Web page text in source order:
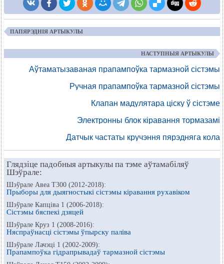
ПАПЯРЭДНІЯ АРТЫКУЛЫ
НАСТУПНЫЯ АРТЫКУЛЫ
Аўтаматызаваная прапампоўка тармазной сістэмы
Ручная прапампоўка тармазной сістэмы
Клапан мадулятара ціску ў сістэме
Электронны блок кіравання тормазамі
Датчык частаты кручэння пярэдняга кола
Глядзіце падобныя артыкулы па тэме аўтамабіляў
Шэўрале:
Шэўрале Авеа Т300 (2012-2018):
Прыборы для дыягностыкі сістэмы кіравання рухавіком
Шэўрале Капціва 1 (2006-2018):
Сістэмы бяспекі дзяцей
Шэўрале Круз 1 (2008-2016):
Няспраўнасці сістэмы ўпырску паліва
Шэўрале Лачэці 1 (2002-2009):
Прапампоўка гідрапрывадаў тармазной сістэмы